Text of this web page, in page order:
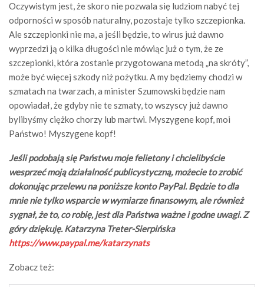
Oczywistym jest, że skoro nie pozwala się ludziom nabyć tej
odporności w sposób naturalny, pozostaje tylko szczepionka.
Ale szczepionki nie ma, a jeśli będzie, to wirus już dawno
wyprzedzi ją o kilka długości nie mówiąc już o tym, że ze
szczepionki, która zostanie przygotowana metodą „na skróty”,
może być więcej szkody niż pożytku. A my będziemy chodzi w
szmatach na twarzach, a minister Szumowski będzie nam
opowiadał, że gdyby nie te szmaty, to wszyscy już dawno
bylibyśmy ciężko chorzy lub martwi. Myszygene kopf, moi
Państwo! Myszygene kopf!
Jeśli podobają się Państwu moje felietony i chcielibyście
wesprzeć moją działalność publicystyczną, możecie to zrobić
dokonując przelewu na poniższe konto PayPal. Będzie to dla
mnie nie tylko wsparcie w wymiarze finansowym, ale również
sygnał, że to, co robię, jest dla Państwa ważne i godne uwagi. Z
góry dziękuję. Katarzyna Treter-Sierpińska
https://www.paypal.me/katarzynats
Zobacz też: